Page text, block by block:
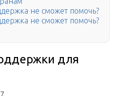
не сможет помочь?
не сможет помочь?
для